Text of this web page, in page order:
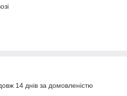
14 днів за домовленістю